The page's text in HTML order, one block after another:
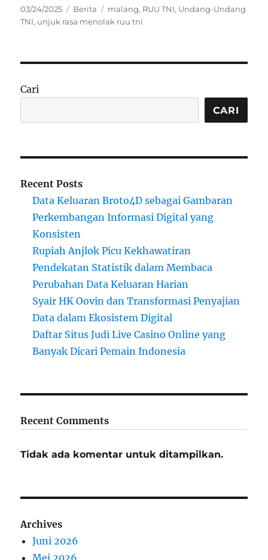
Posted
on
03/24/2025 Categories
Berita Tags
malang, RUU TNI, Undang-Undang
TNI, unjuk rasa menolak ruu tni
Cari
CARI
Recent Posts
Data Keluaran Broto4D sebagai Gambaran
Perkembangan Informasi Digital yang
Konsisten
Rupiah Anjlok Picu Kekhawatiran
Pendekatan Statistik dalam Membaca
Perubahan Data Keluaran Harian
Syair HK Oovin dan Transformasi Penyajian
Data dalam Ekosistem Digital
Daftar Situs Judi Live Casino Online yang
Banyak Dicari Pemain Indonesia
Recent Comments
Tidak ada komentar untuk ditampilkan.
Archives
Juni 2026